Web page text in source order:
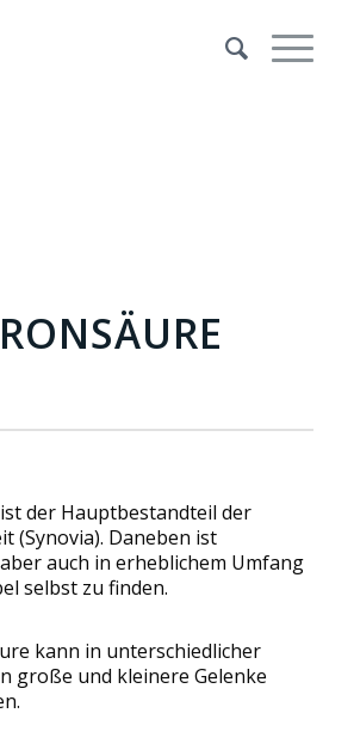
der Hauptbestandteil der
(Synovia). Daneben ist
auch in erheblichem Umfang
selbst zu finden.
kann in unterschiedlicher
große und kleinere Gelenke